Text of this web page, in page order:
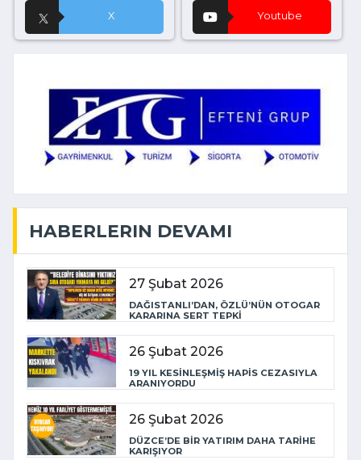
X Youtube
HABERLERIN DEVAMI
27 Şubat 2026
DAĞISTANLI’DAN, ÖZLÜ’NÜN OTOGAR
KARARINA SERT TEPKİ
26 Şubat 2026
19 YIL KESİNLEŞMİŞ HAPİS CEZASIYLA
ARANIYORDU
26 Şubat 2026
DÜZCE’DE BİR YATIRIM DAHA TARİHE
KARIŞIYOR